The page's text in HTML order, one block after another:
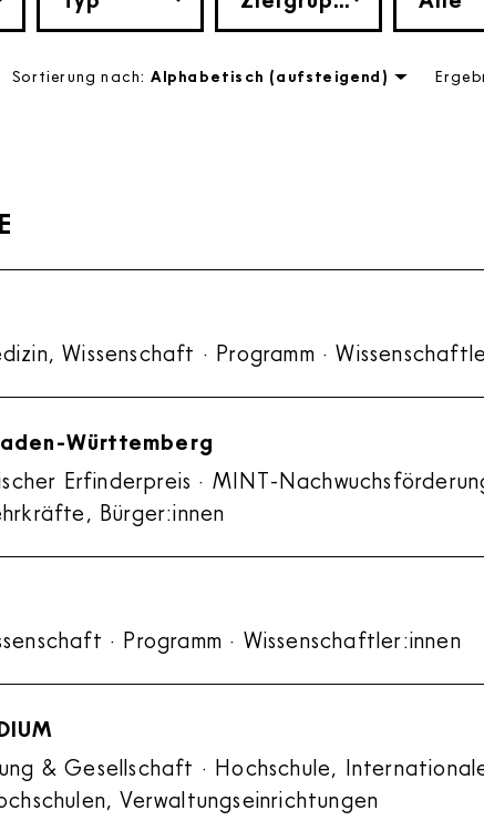
Sortierung nach: Alphabetisch (aufsteigend)
Wissenschaft · Programm ·
Württemberg
Erfinderpreis · MINT-
Bürger:innen
· Programm · Wissenschaftler:innen
& Gesellschaft · Hochschule,
Verwaltungseinrichtungen